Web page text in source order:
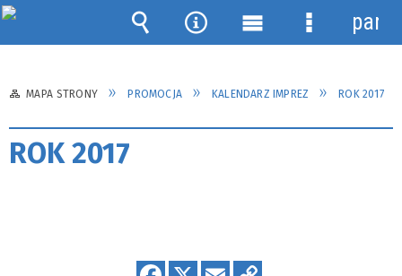
MAPA STRONY PROMOCJA KALENDARZ IMPREZ ROK 2017
ROK 2017
Wyszukiwarka
Narzędzia
Menu Menu
panel